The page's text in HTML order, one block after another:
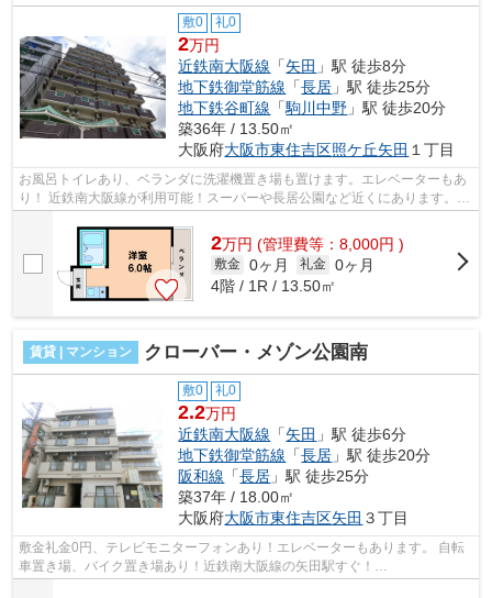
敷0 礼0
2万円
近鉄南大阪線 「矢田 」駅 徒歩8分
地下鉄御堂筋線 「長居 」駅 徒歩25分
地下鉄谷町線 「駒川中野 」駅 徒歩20分
築36年 / 13.50㎡
大阪府大阪市東住吉区照ケ丘矢田 １丁目
お風呂トイレあり、ベランダに洗濯機置き場も置けます。エレベーターもあ
り！ 近鉄南大阪線が利用可能！スーパーや長居公園など近くにあります。
■□■□■□■□■□■□■□■□■□■□■□■□■□■□■□■□■...
2万円 (管理費等：8,000円 )
敷金 0ヶ月 礼金 0ヶ月
4階 / 1R / 13.50㎡
賃貸 | マンション クローバー・メゾン公園南
敷0 礼0
2.2万円
近鉄南大阪線 「矢田 」駅 徒歩6分
地下鉄御堂筋線 「長居 」駅 徒歩20分
阪和線 「長居 」駅 徒歩25分
築37年 / 18.00㎡
大阪府大阪市東住吉区矢田 ３丁目
敷金礼金0円、テレビモニターフォンあり！エレベーターもあります。 自転
車置き場、バイク置き場あり！近鉄南大阪線の矢田駅すぐ！